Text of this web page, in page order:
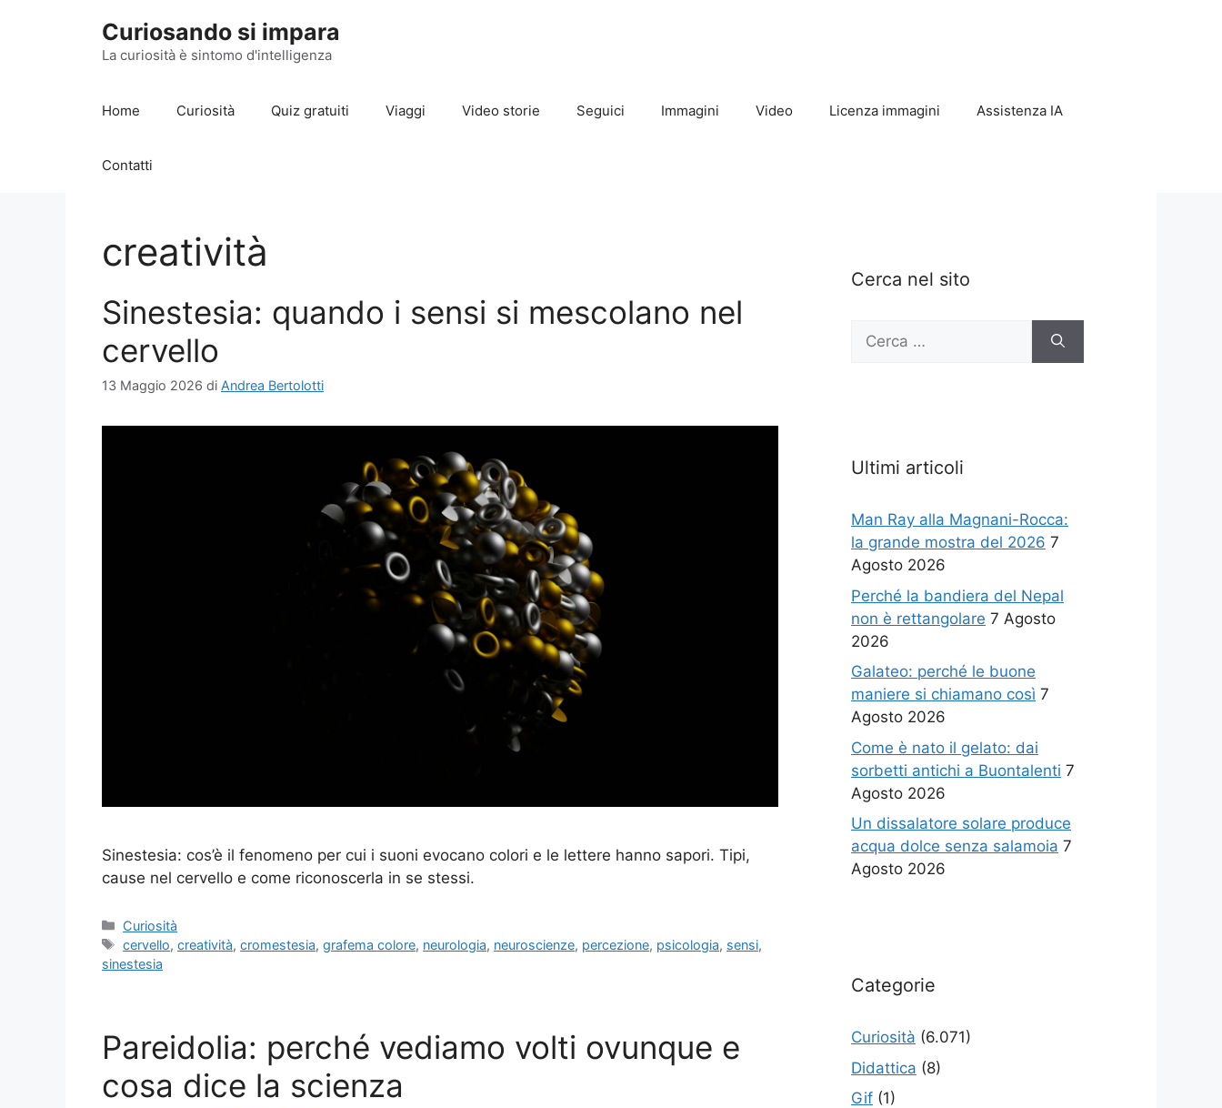
Curiosando si impara
La curiosità è sintomo d'intelligenza
Home Curiosità Quiz gratuiti Viaggi Video storie Seguici Immagini Video Licenza immagini Assistenza IA
Contatti
creatività
Sinestesia: quando i sensi si mescolano nel
cervello
13 Maggio 2026 di Andrea Bertolotti
Sinestesia: cos’è il fenomeno per cui i suoni evocano colori e le lettere hanno sapori. Tipi,
cause nel cervello e come riconoscerla in se stessi.
Categorie
Curiosità
Tag
cervello,creatività,cromestesia,grafema colore, neurologia, neuroscienze, percezione, psicologia, sensi,
sinestesia
Pareidolia: perché vediamo volti ovunque e
cosa dice la scienza
Cerca nel sito
Ricerca
Ultimi articoli
Man Ray alla Magnani-Rocca:
la grande mostra del 2026 7
Agosto 2026
Perché la bandiera del Nepal
non è rettangolare 7 Agosto
2026
Galateo: perché le buone
maniere si chiamano così 7
Agosto 2026
Come è nato il gelato: dai
sorbetti antichi a Buontalenti 7
Agosto 2026
Un dissalatore solare produce
acqua dolce senza salamoia 7
Agosto 2026
Categorie
Curiosità (6.071)
Didattica (8)
Gif (1)